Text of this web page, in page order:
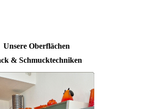
Unsere Oberflächen
& Schmucktechniken